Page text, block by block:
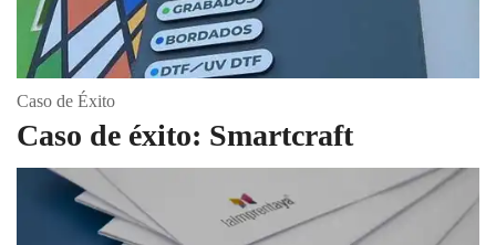
Caso de Éxito
Caso de éxito: Smartcraft